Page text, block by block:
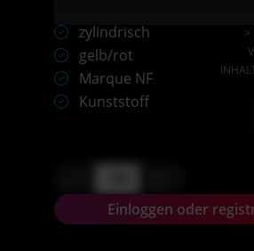
zylindrisch
gelb/rot
Marque NF
Kunststoff
>
Einloggen oder